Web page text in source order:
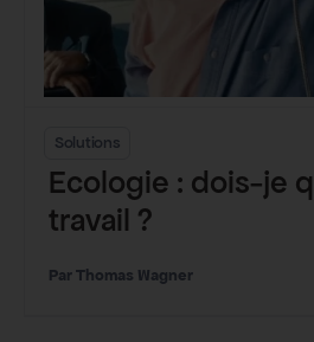
Solutions
Ecologie : dois-je
travail ?
Thomas Wagner